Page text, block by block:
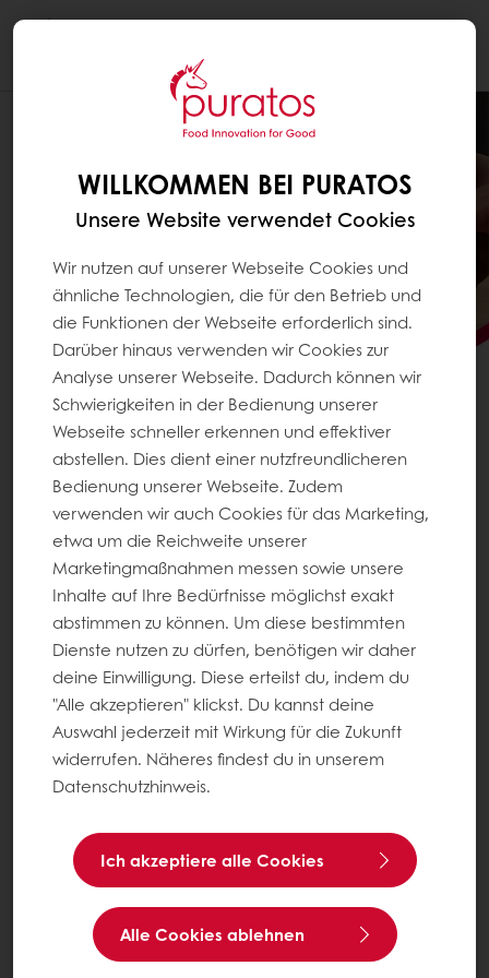
GLANZ SIEHT MAN SOFORT.
DEN UNTERSCHIED AUCH.
Sichere dir dein Gratis Muster Sunset Glaze Plus und
probier aus, wie gleichmäßiger, langanhaltender
Glanz deine Gebäcke in der Theke sichtbar aufwertet.
Sunset Glaze Plus ist die Eistreich-Alternative für alle,
die ein Premium-Finish möchten.
Jetzt registrieren & gratis Muster sichern
WILLKOMMEN BEI PURATOS
Unsere Website verwendet Cookies
Wir nutzen auf unserer Webseite Cookies und
ähnliche Technologien, die für den Betrieb und
die Funktionen der Webseite erforderlich sind.
Darüber hinaus verwenden wir Cookies zur
Analyse unserer Webseite. Dadurch können wir
Schwierigkeiten in der Bedienung unserer
Webseite schneller erkennen und effektiver
abstellen. Dies dient einer nutzfreundlicheren
Bedienung unserer Webseite. Zudem
verwenden wir auch Cookies für das Marketing,
etwa um die Reichweite unserer
Marketingmaßnahmen messen sowie unsere
Inhalte auf Ihre Bedürfnisse möglichst exakt
abstimmen zu können. Um diese bestimmten
Dienste nutzen zu dürfen, benötigen wir daher
deine Einwilligung. Diese erteilst du, indem du
"Alle akzeptieren" klickst. Du kannst deine
Auswahl jederzeit mit Wirkung für die Zukunft
widerrufen. Näheres findest du in unserem
Datenschutzhinweis.
Ich akzeptiere alle Cookies
Alle Cookies ablehnen